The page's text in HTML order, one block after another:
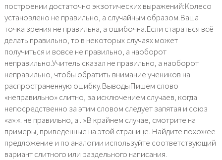
построении достаточно экзотических выражений:Колесо
установлено не правильно, а случайным образом.Ваша
точка зрения не правильна, а ошибочна.Если стараться всё
делать правильно, то в некоторых случаях может
получиться и вовсе не правильно, а наоборот
неправильно.Учитель сказал не правильно, а наоборот
неправильно, чтобы обратить внимание учеников на
распространенную ошибку.ВыводыПишем слово
«неправильно» слитно, за исключением случаев, когда
непосредственно за этим словом следует запятая и союз
«а»:«. не правильно, а . »В крайнем случае, смотрите на
примеры, приведенные на этой странице. Найдите похожее
предложение и по аналогии используйте соответствующий
вариант слитного или раздельного написания.